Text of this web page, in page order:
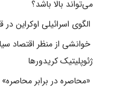
می‌تواند بالا باشد؟
الگوی اسرائیلی اوکراین در
خوانشی از منظر اقتصاد
ژئوپلیتیک کریدورها
«محاصره در برابر محاصره»